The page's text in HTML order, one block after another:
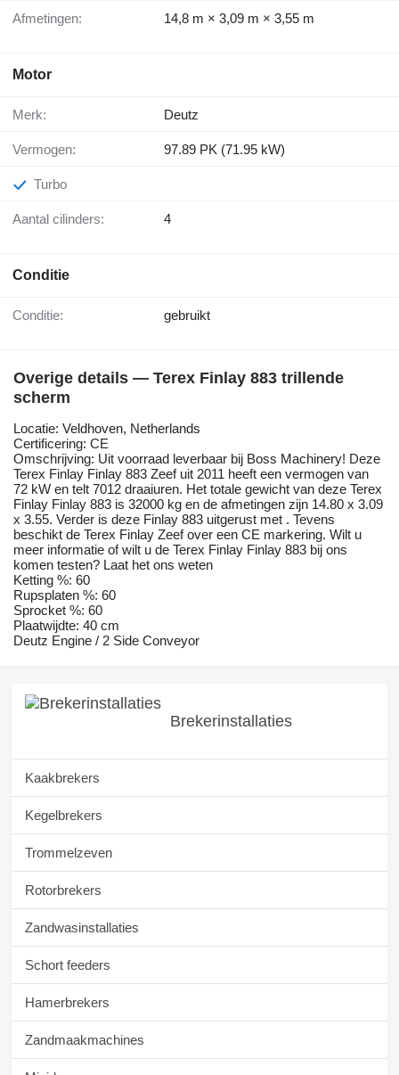
Afmetingen: 14,8 m × 3,09 m × 3,55 m
Motor
Merk: Deutz
Vermogen: 97.89 PK (71.95 kW)
Turbo
Aantal cilinders: 4
Conditie
Conditie: gebruikt
Overige details — Terex Finlay 883 trillende
scherm
Locatie: Veldhoven, Netherlands
Certificering: CE
Omschrijving: Uit voorraad leverbaar bij Boss Machinery! Deze
Terex Finlay Finlay 883 Zeef uit 2011 heeft een vermogen van
72 kW en telt 7012 draaiuren. Het totale gewicht van deze Terex
Finlay Finlay 883 is 32000 kg en de afmetingen zijn 14.80 x 3.09
x 3.55. Verder is deze Finlay 883 uitgerust met . Tevens
beschikt de Terex Finlay Zeef over een CE markering. Wilt u
meer informatie of wilt u de Terex Finlay Finlay 883 bij ons
komen testen? Laat het ons weten
Ketting %: 60
Rupsplaten %: 60
Sprocket %: 60
Plaatwijdte: 40 cm
Deutz Engine / 2 Side Conveyor
Brekerinstallaties
Kaakbrekers
Kegelbrekers
Trommelzeven
Rotorbrekers
Zandwasinstallaties
Schort feeders
Hamerbrekers
Zandmaakmachines